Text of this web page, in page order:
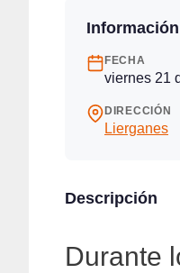
FECHA
viernes 21
DIRECCIÓN
Lierganes
Descripción
Durante